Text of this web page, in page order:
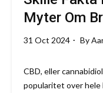
Myter Om
31 Oct 2024 By
CBD, eller
popularitet over hele